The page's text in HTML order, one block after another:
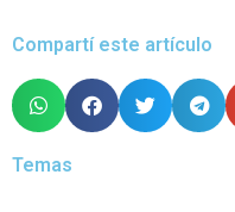
Compartí este artículo
Temas